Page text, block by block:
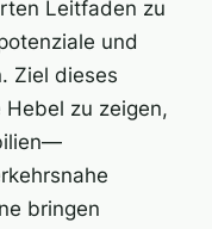
Leitfaden zu
und
Ziel dieses
zu zeigen,
bringen